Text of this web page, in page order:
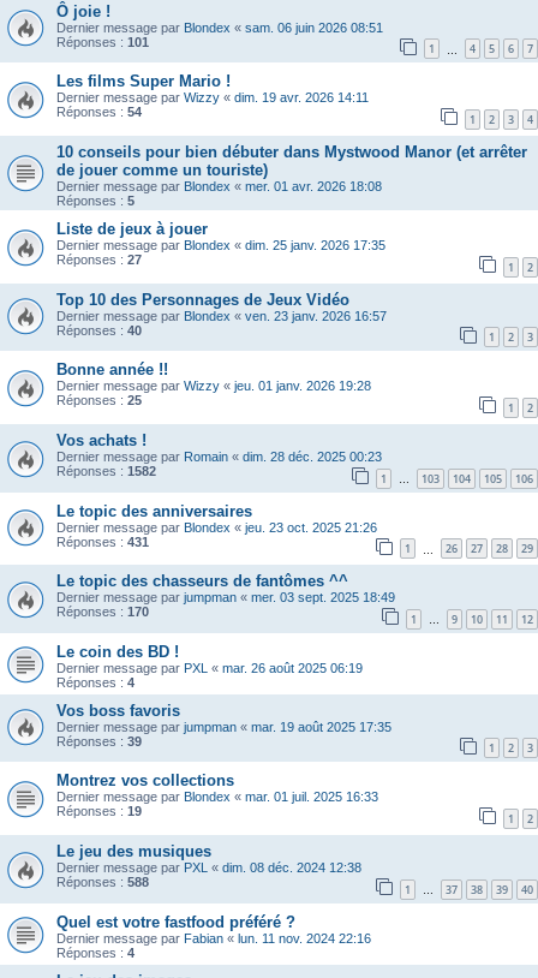
Ô joie !
Dernier message par Blondex « sam. 06 juin 2026 08:51
Réponses : 101 1 4 5 6 7
Les films Super Mario !
Dernier message par Wizzy « dim. 19 avr. 2026 14:11
Réponses : 54 1 2 3 4
10 conseils pour bien débuter dans Mystwood Manor (et arrêter
de jouer comme un touriste)
Dernier message par Blondex « mer. 01 avr. 2026 18:08
Réponses : 5
Liste de jeux à jouer
Dernier message par Blondex « dim. 25 janv. 2026 17:35
Réponses : 27 1 2
Top 10 des Personnages de Jeux Vidéo
Dernier message par Blondex « ven. 23 janv. 2026 16:57
Réponses : 40 1 2 3
Bonne année !!
Dernier message par Wizzy « jeu. 01 janv. 2026 19:28
Réponses : 25 1 2
Vos achats !
Dernier message par Romain « dim. 28 déc. 2025 00:23
Réponses : 1582 1 103 104 105 106
Le topic des anniversaires
Dernier message par Blondex « jeu. 23 oct. 2025 21:26
Réponses : 431 1 26 27 28 29
Le topic des chasseurs de fantômes ^^
Dernier message par jumpman « mer. 03 sept. 2025 18:49
Réponses : 170 1 … 9 10 11 12
Le coin des BD !
Dernier message par PXL « mar. 26 août 2025 06:19
Réponses : 4
Vos boss favoris
Dernier message par jumpman « mar. 19 août 2025 17:35
Réponses : 39 1 2 3
Montrez vos collections
Dernier message par Blondex « mar. 01 juil. 2025 16:33
Réponses : 19 1 2
Le jeu des musiques
Dernier message par PXL « dim. 08 déc. 2024 12:38
Réponses : 588 1 … 37 38 39 40
Quel est votre fastfood préféré ?
Dernier message par Fabian « lun. 11 nov. 2024 22:16
Réponses : 4